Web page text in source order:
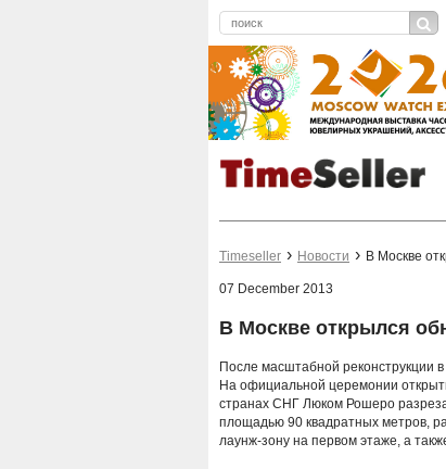
Timeseller Новости В Москве
07 December 2013
В Москве открылся
После масштабной реконструкции
На официальной церемонии
странах СНГ Люком Рошеро
площадью 90 квадратных метров,
лаунж-зону на первом этаже, а